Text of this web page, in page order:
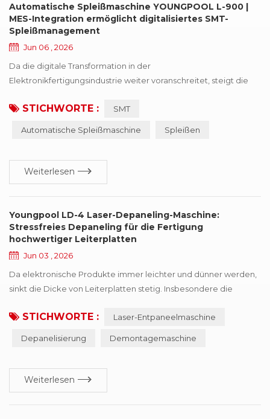
Automatische Spleißmaschine YOUNGPOOL L-900 |
MES-Integration ermöglicht digitalisiertes SMT-
Spleißmanagement
Jun 06 , 2026
Da die digitale Transformation in der
Elektronikfertigungsindustrie weiter voranschreitet, steigt die
Erfassung und Rückverfolgbarkeit von Produktionsdaten. Von
von Produktionsprozessen – Daten sind zu einem
diesem Zu...
STICHWORTE : SMT
Automatische Spleißmaschine Spleißen
Weiterlesen
Youngpool LD-4 Laser-Depaneling-Maschine:
Stressfreies Depaneling für die Fertigung
hochwertiger Leiterplatten
Jun 03 , 2026
Da elektronische Produkte immer leichter und dünner werden,
sinkt die Dicke von Leiterplatten stetig. Insbesondere die
mm nimmt in Branchen wie Unterhaltungselektronik, Wearables
Depaneling-Prozess zunehmend an Bedeutung für die
STICHWORTE : Laser-Entpaneelmaschine
Depanelisierung Demontagemaschine
Weiterlesen